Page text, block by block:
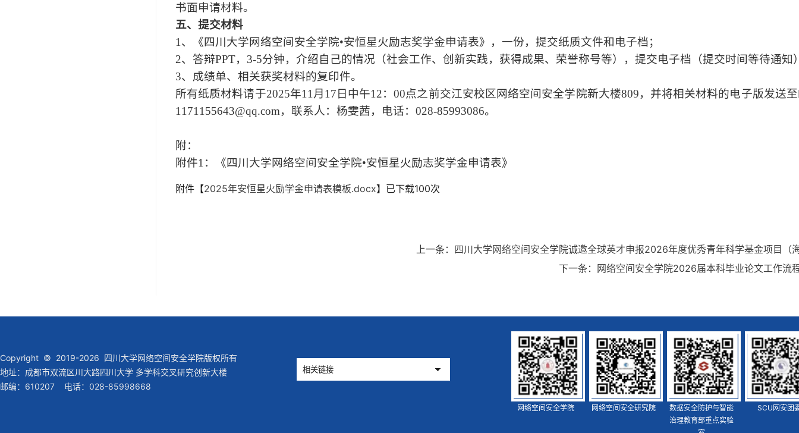
书面申请材料。
五、提交材料
1、《四川大学网络空间安全学院•安恒星火励志奖学金申请表》，一份，提交纸质文件和电子档；
2、答辩PPT，3-5分钟，介绍自己的情况（社会工作、创新实践，获得成果、荣誉称号等），提交电子档（提交时间等待通知
3、成绩单、相关获奖材料的复印件。
所有纸质材料请于2025年11月17日中午12：00点之前交江安校区网络空间安全学院新大楼809，并将相关材料的电子版发送
1171155643@qq.com，联系人：杨雯茜，电话：028-85993086。
附：
附件1：《四川大学网络空间安全学院•安恒星火励志奖学金申请表》
附件【2025年安恒星火励学金申请表模板.docx】已下载100次
上一条： 四川大学网络空间安全学院诚邀全球英才申报2026年度优秀青年科学基金项目（
下一条： 网络空间安全学院2026届本科毕业论文工作流
Copyright © 2019-2026 四川大学网络空间安全学院版权所有
地址：成都市双流区川大路四川大学 多学科交叉研究创新大楼
邮编：610207 电话：028-85998668
网络空间安全学院 网络空间安全研究院
数据安全防护与智能
治理教育部重点实验
SCU网安团